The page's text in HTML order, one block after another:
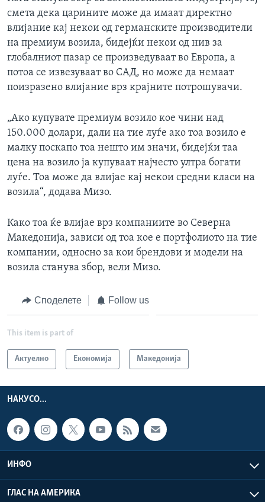
смета дека царините може да имаат директно
влијание кај некои од германските производители
на премиум возила, бидејќи некои од нив за
глобалниот пазар се произведуваат во Европа, а
потоа се извезуваат во САД, но може да немаат
поизразено влијание врз крајните потрошувачи.
„Ако купувате премиум возило кое чини над
150.000 долари, дали на тие луѓе ако тоа возило е
малку поскапо тоа нешто им значи, бидејќи таа
цена на возило ја купуваат најчесто ултра богати
луѓе. Тоа може да влијае кај некои средни класи на
возила“, додава Мизо.
Како тоа ќе влијае врз компаниите во Северна
Македонија, зависи од тоа кое е портфолиото на тие
компании, односно за кои брендови и модели на
возила станува збор, вели Мизо.
Споделете Follow us
This item is part of
Актуелно Економија Македонија
НАКУСО...
ИНФО
ГЛАС НА АМЕРИКА